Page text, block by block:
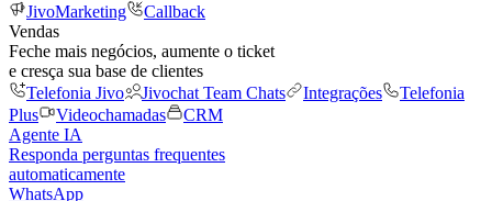
JivoMarketing
Callback
Vendas
Feche mais negócios, aumente o ticket
e cresça sua base de clientes
Telefonia Jivo
Jivochat Team Chats Integrações
Telefonia
Plus
Videochamadas
CRM
Agente IA
Responda perguntas frequentes
automaticamente
WhatsApp